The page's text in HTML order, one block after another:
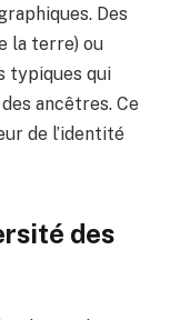
Des
la terre) ou
typiques qui
ancêtres. Ce
de l’identité
des